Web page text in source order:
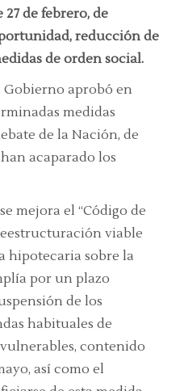
27 de febrero, de
reducción de
de orden social.
Gobierno aprobó en
medidas
de la Nación, de
acaparado los
mejora el “Código de
viable
hipotecaria sobre la
por un plazo
de los
habituales de
contenido
así como el